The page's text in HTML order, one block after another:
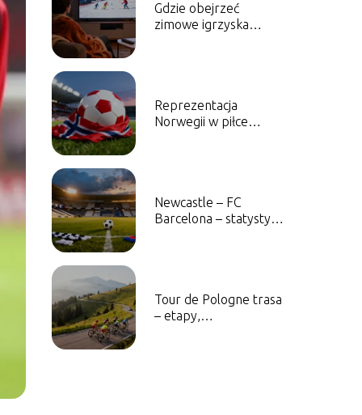
Gdzie obejrzeć
zimowe igrzyska
Reprezentacja
Norwegii w piłce
Newcastle – FC
Barcelona – statystyki,
Tour de Pologne trasa
– etapy,